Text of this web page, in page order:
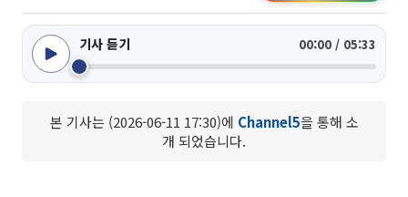
기사 듣기 00:00 / 05:33
본 기사는 (2026-06-11 17:30)에 Channel5을 통해 소
개 되었습니다.